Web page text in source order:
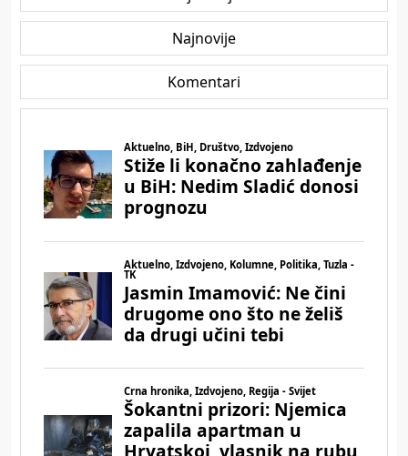
Najnovije
Komentari